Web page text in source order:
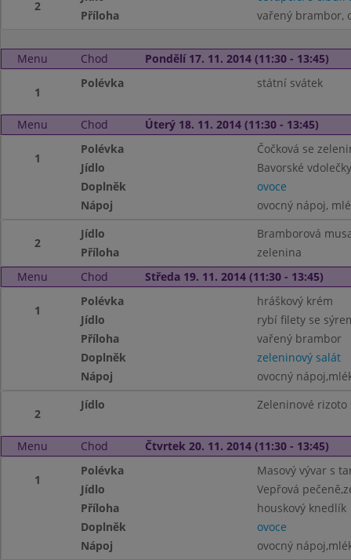
2
Příloha
vařený brambor,
Menu Chod Pondělí 17. 11. 2014 (11:30 - 13:45)
1
Polévka státní svátek
Menu Chod Úterý 18. 11. 2014 (11:30 - 13:45)
1
Polévka
Čočková se
Jídlo
Bavorské vdolečky
Doplněk
ovoce
Nápoj
ovocný nápoj,
2
Jídlo
Bramborová
Příloha
zelenina
Menu
Chod Středa 19. 11. 2014 (11:30 - 13:45)
1
Polévka
hráškový krém
Jídlo
rybí filety se
Příloha
vařený brambor
Doplněk
zeleninový salát
Nápoj
ovocný
2
Jídlo Zeleninové rizoto
Menu Chod Čtvrtek 20. 11. 2014 (11:30 - 13:45)
1
Polévka
Masový vývar s
Jídlo
Vepřová
Příloha
houskový knedlík
Doplněk
ovoce
Nápoj
ovocný